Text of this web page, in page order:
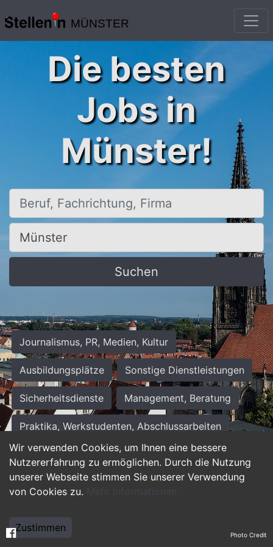
MÜNSTER
Wir verwenden Cookies, um Ihnen eine bessere
Nutzererfahrung zu ermöglichen. Durch die Nutzung
unserer Webseite stimmen Sie unserer Verwendung
von Cookies zu. Mehr Informationen
Zustimmen
Die besten
Jobs in
Münster!
Beruf, Fachrichtung, Firma
Ort, Stadt
Suchen
Journalismus, PR, Medien, Kultur
Ausbildungsplätze Sonstige Dienstleistungen
Sicherheitsdienste Management, Beratung
Praktika, Werkstudenten, Abschlussarbeiten
Personalwesen Assistenz, Sekretariat
Hilfskräfte, Aushilfs- und Nebenjobs
Weiterbildung, Studium, duale Ausbildung Photo Credit